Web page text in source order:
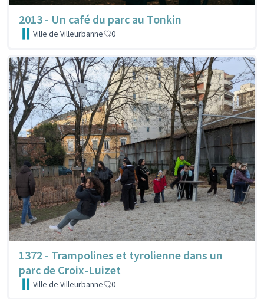
2013 - Un café du parc au Tonkin
Ville de Villeurbanne 0
1372 - Trampolines et tyrolienne dans un
parc de Croix-Luizet
Ville de Villeurbanne 0